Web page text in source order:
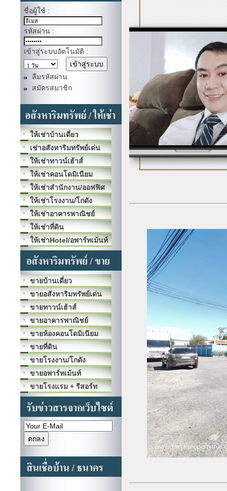
ชื่อผู้ใช้ :
รหัสผ่าน :
เข้าสู่ระบบอัตโนมัติ :
ลืมรหัสผ่าน
สมัครสมาชิก
ให้เช่าบ้านเดี่ยว
เช่าอสังหาริมทรัพย์เด่น
ให้เช่าทาวน์เฮ้าส์
ให้เช่าคอนโดมิเนียม
ให้เช่าสำนักงาน/ออฟฟิศ
ให้เช่าโรงงาน/โกดัง
ให้เช่าอาคารพาณิชย์
ให้เช่าที่ดิน
ให้เช่าHotel/อพาร์ทเม้นท์
ขายบ้านเดี่ยว
ขายอสังหาริมทรัพย์เด่น
ขายทาวน์เฮ้าส์
ขายอาคารพาณิชย์
ขายห้องคอนโดมิเนียม
ขายที่ดิน
ขายโรงงาน/โกดัง
ขายอพาร์ทเม้นท์
ขายโรงแรม + รีสอร์ท